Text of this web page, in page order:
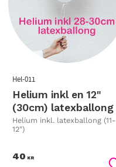
Helium inkl en 12"
(30cm) latexballong
Helium inkl. latexballong (11-
12")
Hel-011
40 KR